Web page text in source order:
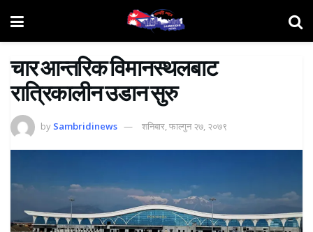
चार आन्तरिक विमानस्थलबाट
रात्रिकालीन उडान सुरु
by Sambridinews शनिबार, फाल्गुन २७, २०७९